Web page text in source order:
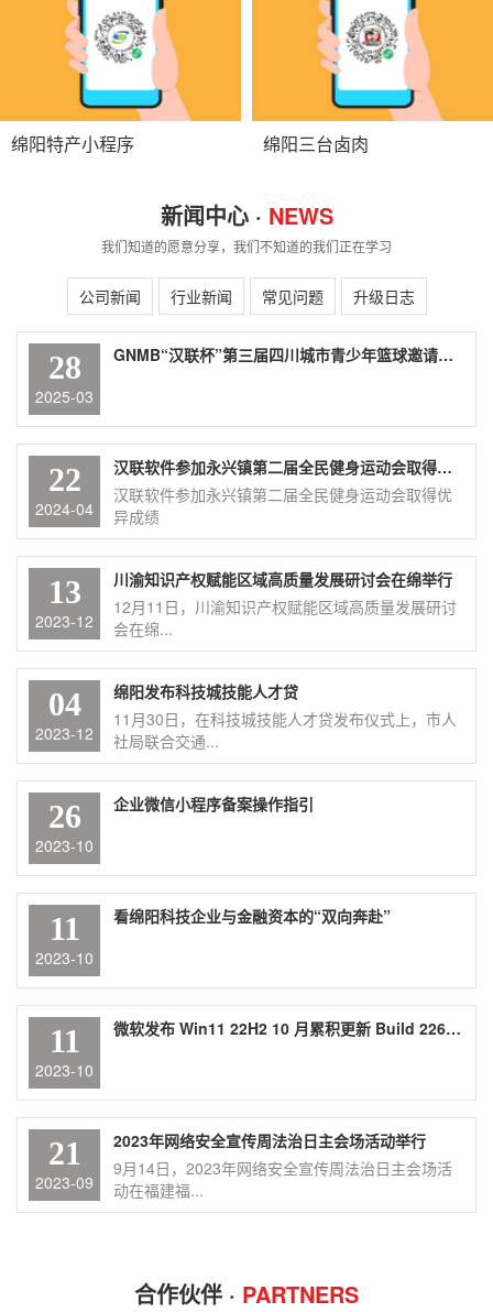
绵阳特产小程序 绵阳三台卤肉
新闻中心 · NEWS
我们知道的愿意分享，我们不知道的我们正在学习
公司新闻 行业新闻 常见问题 升级日志
28
2025-03
GNMB“汉联杯”第三届四川城市青少年篮球邀请赛盛大举行
22
2024-04
汉联软件参加永兴镇第二届全民健身运动会取得优异成绩
汉联软件参加永兴镇第二届全民健身运动会取得优
异成绩
13
2023-12
川渝知识产权赋能区域高质量发展研讨会在绵举行
12月11日，川渝知识产权赋能区域高质量发展研讨
会在绵...
04
2023-12
绵阳发布科技城技能人才贷
11月30日，在科技城技能人才贷发布仪式上，市人
社局联合交通...
26
2023-10
企业微信小程序备案操作指引
11
2023-10
看绵阳科技企业与金融资本的“双向奔赴”
11
2023-10
微软发布 Win11 22H2 10 月累积更新 Build 22621.2428，包含 Moment 4 内容
21
2023-09
2023年网络安全宣传周法治日主会场活动举行
9月14日，2023年网络安全宣传周法治日主会场活
动在福建福...
合作伙伴 · PARTNERS